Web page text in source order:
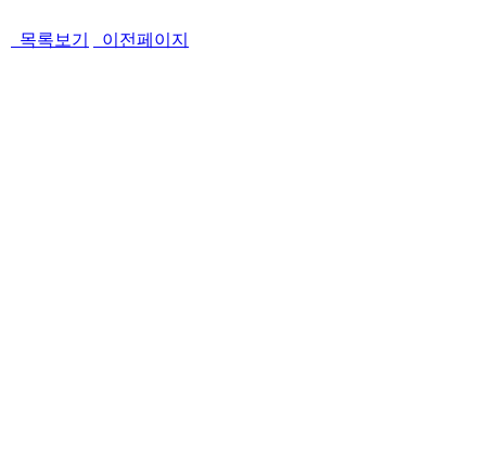
목록보기 이전페이지